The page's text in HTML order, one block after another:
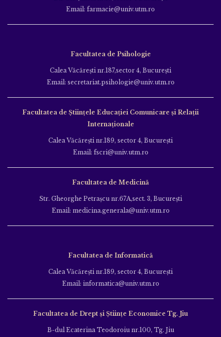
Email: farmacie@univ.utm.ro
Facultatea de Psihologie
Calea Văcăreşti nr.187,sector 4, Bucureşti
Email: secretariat.psihologie@univ.utm.ro
Facultatea de Ştiinţele Educației Comunicare și Relații
Internaționale
Calea Văcăreşti nr.189, sector 4, Bucureşti
Email: fscri@univ.utm.ro
Facultatea de Medicină
Str. Gheorghe Petraşcu nr.67A,sect. 3, Bucureşti
Email: medicina.generala@univ.utm.ro
Facultatea de Informatică
Calea Văcăreşti nr.189, sector 4, Bucureşti
Email: informatica@univ.utm.ro
Facultatea de Drept și Științe Economice Tg. Jiu
B-dul Ecaterina Teodoroiu nr.100, Tg. Jiu